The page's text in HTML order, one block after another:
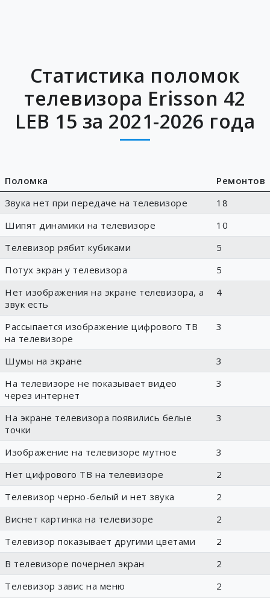
Статистика поломок
телевизора Erisson 42
LEB 15 за 2021-2026 года
Поломка
Ремонтов
Звука нет при передаче на телевизоре
18
Шипят динамики на телевизоре
10
Телевизор рябит кубиками
5
Потух экран у телевизора
5
Нет изображения на экране телевизора, а
звук есть
4
Рассыпается изображение цифрового ТВ
на телевизоре
3
Шумы на экране
3
На телевизоре не показывает видео
через интернет
3
На экране телевизора появились белые
точки
3
Изображение на телевизоре мутное
3
Нет цифрового ТВ на телевизоре
2
Телевизор черно-белый и нет звука
2
Виснет картинка на телевизоре
2
Телевизор показывает другими цветами
2
В телевизоре почернел экран
2
Телевизор завис на меню
2